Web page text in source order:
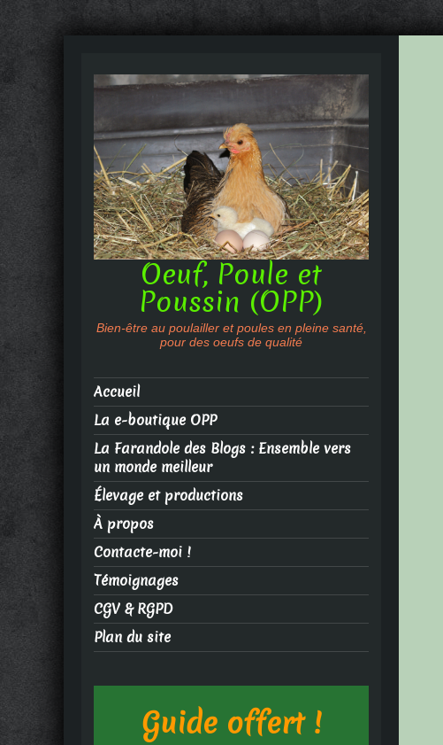
Oeuf, Poule et
Poussin (OPP)
Bien-être au poulailler et poules en pleine santé,
pour des oeufs de qualité
Accueil
La e-boutique OPP
La Farandole des Blogs : Ensemble vers
un monde meilleur
Élevage et productions
À propos
Contacte-moi !
Témoignages
CGV & RGPD
Plan du site
Guide offert !